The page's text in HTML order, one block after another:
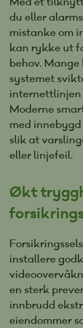
du eller
mistanke om
kan rykke ut
behov.
systemet
internettlinjen
Moderne
med
slik at
eller linjefeil.
Økt
installere
en sterk
innbrudd
eiendommer